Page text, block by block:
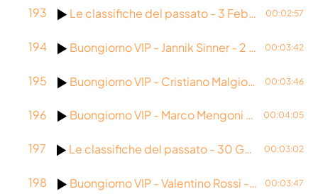
193 Le classifiche del passato - 3 Febbraio 2026 00:02:57
194 Buongiorno VIP - Jannik Sinner - 2 Febbraio 2026 00:03:42
195 Buongiorno VIP - Cristiano Malgioglio - 30 Gennaio 2026 00:03:46
196 Buongiorno VIP - Marco Mengoni - 29 Gennaio 2026 00:04:05
197 Le classifiche del passato - 30 Gennaio 2026 00:03:02
198 Buongiorno VIP - Valentino Rossi - 28 Gennaio 2026 00:03:47